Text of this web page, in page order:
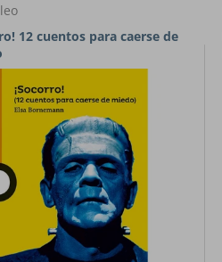
12 cuentos para caerse de